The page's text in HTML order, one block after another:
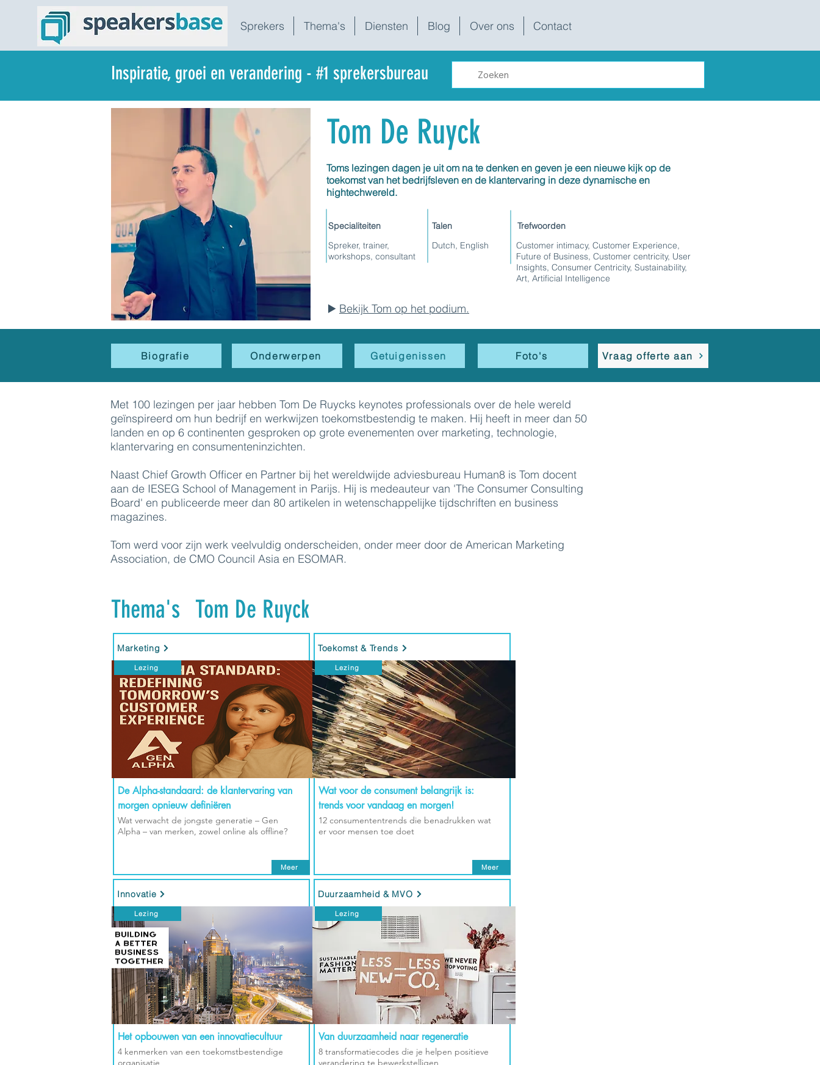
Sprekers Thema's Diensten Blog Over ons Contact
Tom De Ruyck
Toms lezingen dagen je uit om na te denken en geven je een nieuwe kijk op de
toekomst van het bedrijfsleven en de klantervaring in deze dynamische en
hightechwereld.
Specialiteiten Talen
Trefwoorden
Spreker, trainer,
workshops, consultant
Dutch, English
Customer intimacy, Customer Experience,
Future of Business, Customer centricity, User
Insights, Consumer Centricity, Sustainability,
Art, Artificial Intelligence
▶️ Bekijk Tom op het podium.
Biografie Onderwerpen Getuigenissen Foto's Vraag offerte aan
Met 100 lezingen per jaar hebben Tom De Ruycks keynotes professionals over de hele wereld
geïnspireerd om hun bedrijf en werkwijzen toekomstbestendig te maken. Hij heeft in meer dan 50
landen en op 6 continenten gesproken op grote evenementen over marketing, technologie,
klantervaring en consumenteninzichten.
Naast Chief Growth Officer en Partner bij het wereldwijde adviesbureau Human8 is Tom docent
aan de IESEG School of Management in Parijs. Hij is medeauteur van 'The Consumer Consulting
Board' en publiceerde meer dan 80 artikelen in wetenschappelijke tijdschriften en business
magazines.
Tom werd voor zijn werk veelvuldig onderscheiden, onder meer door de American Marketing
Association, de CMO Council Asia en ESOMAR.
Thema's Tom De Ruyck
Marketing
Lezing
De Alpha-standaard: de klantervaring van
morgen opnieuw definiëren
Wat verwacht de jongste generatie – Gen
Alpha – van merken, zowel online als offline?
Meer
Innovatie
Lezing
Het opbouwen van een innovatiecultuur
4 kenmerken van een toekomstbestendige
organisatie
Toekomst & Trends
Lezing
Wat voor de consument belangrijk is:
trends voor vandaag en morgen!
12 consumententrends die benadrukken wat
er voor mensen toe doet
Meer
Duurzaamheid & MVO
Lezing
Van duurzaamheid naar regeneratie
8 transformatiecodes die je helpen positieve
verandering te bewerkstelligen
Inspiratie, groei en verandering - #1 sprekersbureau